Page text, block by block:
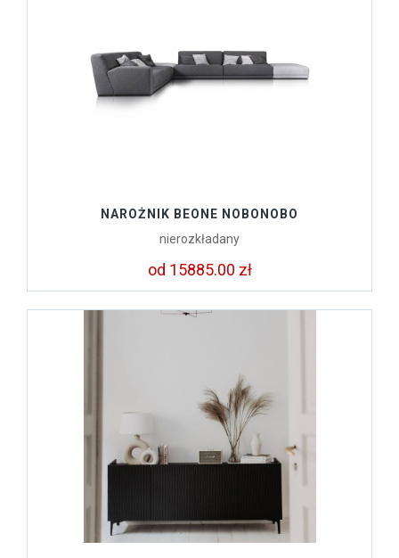
NAROŻNIK BEONE NOBONOBO
nierozkładany
od 15885.00 zł